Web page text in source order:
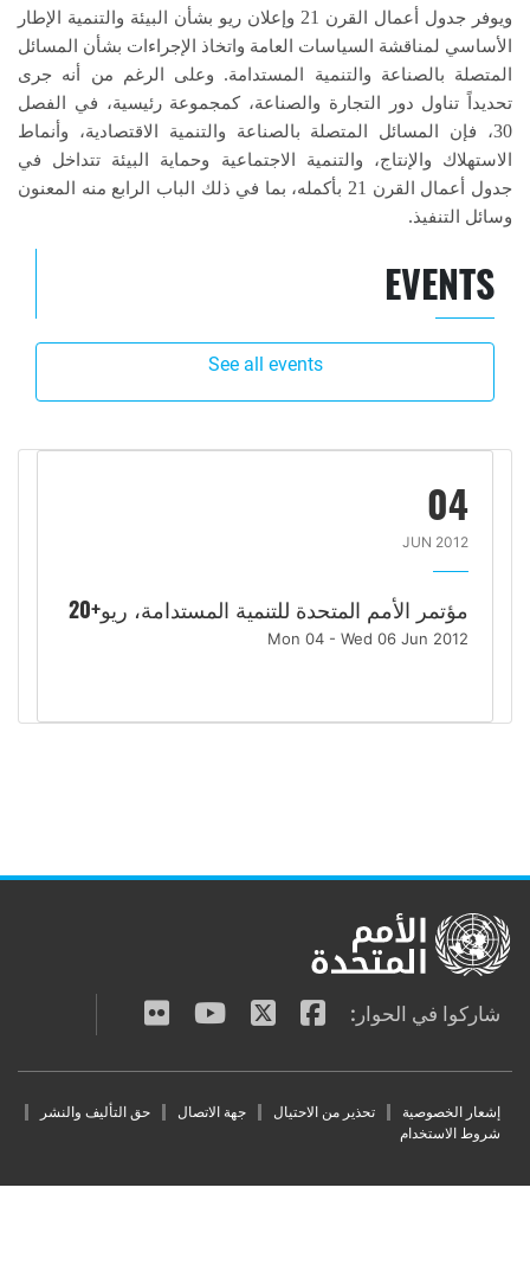
ويوفر جدول أعمال القرن 21
وإعلان ريو بشأن البيئة والتنمية الإطار
الأساسي لمناقشة السياسات العامة واتخاذ الإجراءات بشأن المسائل
المتصلة بالصناعة والتنمية المستدامة .وعلى الرغم من أنه جرى
تحديداً تناول دور التجارة والصناعة، كمجموعة رئيسية، في الفصل
30، فإن المسائل المتصلة بالصناعة والتنمية الاقتصادية، وأنماط
الاستهلاك والإنتاج، والتنمية الاجتماعية وحماية البيئة تتداخل في
جدول أعمال القرن 21
بأكمله، بما في ذلك الباب الرابع منه المعنون
وسائل التنفيذ.
EVENTS
See all events
04
JUN 2012
مؤتمر الأمم المتحدة للتنمية المستدامة، ريو+20
Mon 04 - Wed 06 Jun 2012
شاركوا في الحوار:
Footer menu
إشعار الخصوصية تحذير من الاحتيال جهة الاتصال
حق التأليف والنشر
شروط الاستخدام